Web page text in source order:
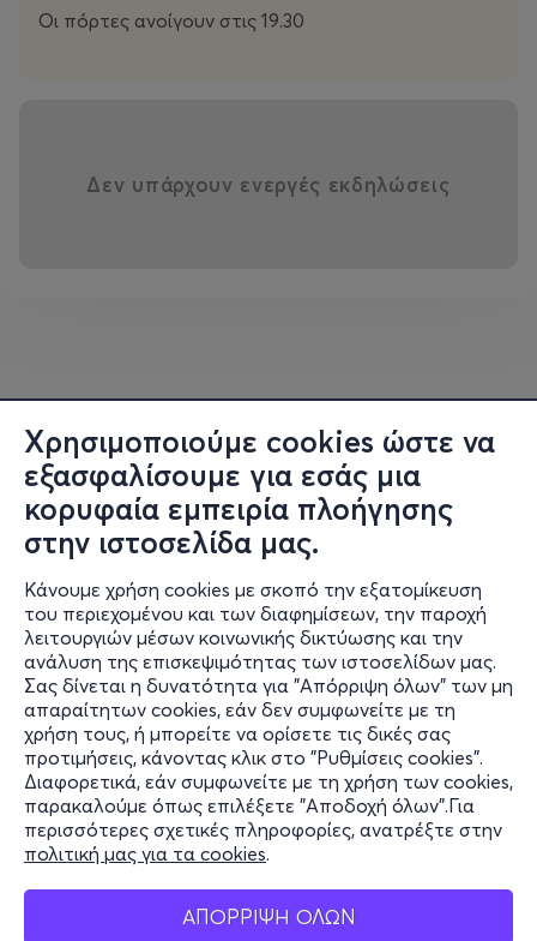
Χρησιμοποιούμε cookies ώστε να
εξασφαλίσουμε για εσάς μια
κορυφαία εμπειρία πλοήγησης
στην ιστοσελίδα μας.
Κάνουμε χρήση cookies με σκοπό την εξατομίκευση
του περιεχομένου και των διαφημίσεων, την παροχή
λειτουργιών μέσων κοινωνικής δικτύωσης και την
ανάλυση της επισκεψιμότητας των ιστοσελίδων μας.
Σας δίνεται η δυνατότητα για "Απόρριψη όλων" των μη
απαραίτητων cookies, εάν δεν συμφωνείτε με τη
χρήση τους, ή μπορείτε να ορίσετε τις δικές σας
προτιμήσεις, κάνοντας κλικ στο "Ρυθμίσεις cookies".
Διαφορετικά, εάν συμφωνείτε με τη χρήση των cookies,
παρακαλούμε όπως επιλέξετε "Αποδοχή όλων".Για
περισσότερες σχετικές πληροφορίες, ανατρέξτε στην
πολιτική μας για τα cookies.
ΑΠΟΡΡΙΨΗ ΟΛΩΝ
Οι πόρτες ανοίγουν στις 19.30
Δεν υπάρχουν ενεργές εκδηλώσεις
Πληροφορίες
Υποστήριξη
Stay Connected
Mobile app